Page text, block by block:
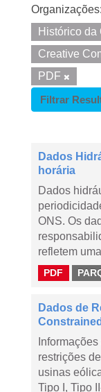
Organizações:
Histórico da
Creative
PDF
Filtrar
Dados
horária
Dados
ONS. Os
refletem
PDF
Dados de
restrições
usinas
Tipo I, Tipo